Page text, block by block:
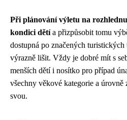
Při plánování výletu na
kondici dětía přizpůsobit tomu
dostupná po značených turistických
výrazně lišit. Vždy je dobré mít s
menších dětí i nosítko pro případ
všechny věkové kategorie a úrovně
svou.